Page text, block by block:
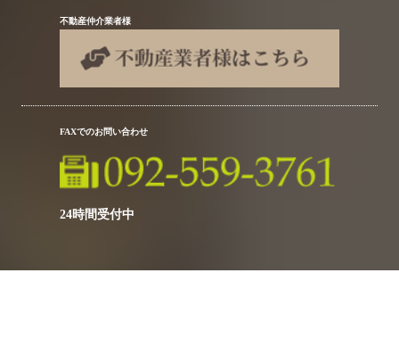
不動産仲介業者様
FAXでのお問い合わせ
24時間受付中